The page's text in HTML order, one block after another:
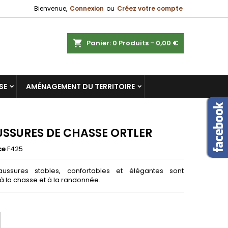
Bienvenue, Connexion ou Créez votre compte
Panier 0 Produits - 0,00 €
AMÉNAGEMENT DU TERRITOIRE
DE CHASSE ORTLER
F425
stables, confortables et élégantes sont
la chasse et à la randonnée.